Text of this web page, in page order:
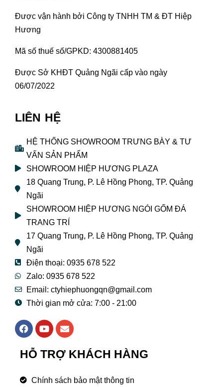
Được vận hành bởi Công ty TNHH TM & ĐT Hiệp
Hương
Mã số thuế số/GPKD: 4300881405
Được Sở KHĐT Quảng Ngãi cấp vào ngày
06/07/2022
LIÊN HỆ
HỆ THỐNG SHOWROOM TRƯNG BÀY & TƯ
VẤN SẢN PHẨM
SHOWROOM HIỆP HƯƠNG PLAZA
18 Quang Trung, P. Lê Hồng Phong, TP. Quảng
Ngãi
SHOWROOM HIỆP HƯƠNG NGÓI GỐM ĐÁ
TRANG TRÍ
17 Quang Trung, P. Lê Hồng Phong, TP. Quảng
Ngãi
Điện thoại: 0935 678 522
Zalo: 0935 678 522
Email: ctyhiephuongqn@gmail.com
Thời gian mở cửa: 7:00 - 21:00
F
a
e
b
o
Y
o
t
u
e
E
n
e
l
p
HỖ TRỢ KHÁCH HÀNG
Chính sách bảo mật thông tin